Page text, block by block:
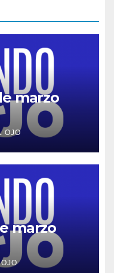
marzo
OJO
marzo